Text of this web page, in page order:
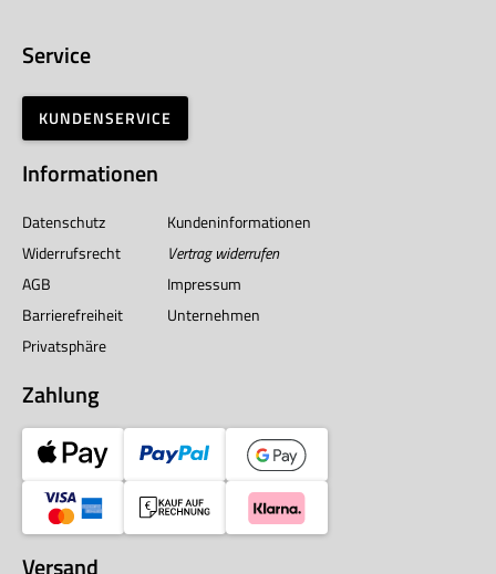
Service
KUNDENSERVICE
Informationen
Datenschutz
Kundeninformationen
Widerrufsrecht
Vertrag widerrufen
AGB
Impressum
Barrierefreiheit
Unternehmen
Privatsphäre
Zahlung
Versand